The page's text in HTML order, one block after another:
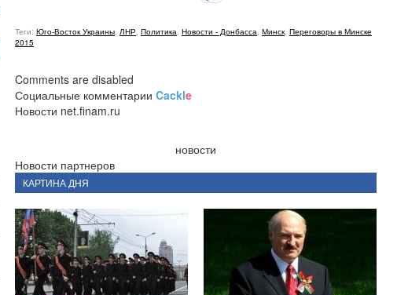
Теги: Юго-Восток Украины, ЛНР, Политика, Новости - Донбасса, Минск, Переговоры в Минске
2015
Comments are disabled
Социальные комментарии Cackle
Новости net.finam.ru
новости
Новости партнеров
КАРТИНА ДНЯ